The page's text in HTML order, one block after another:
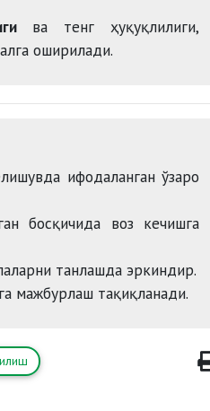
ва тенг ҳуқуқлилиги,
оширилади.
ифодаланган ўзаро
босқичида воз кечишга
танлашда эркиндир.
мажбурлаш тақиқланади.